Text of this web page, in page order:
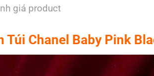
giá product
Túi Chanel Baby Pink